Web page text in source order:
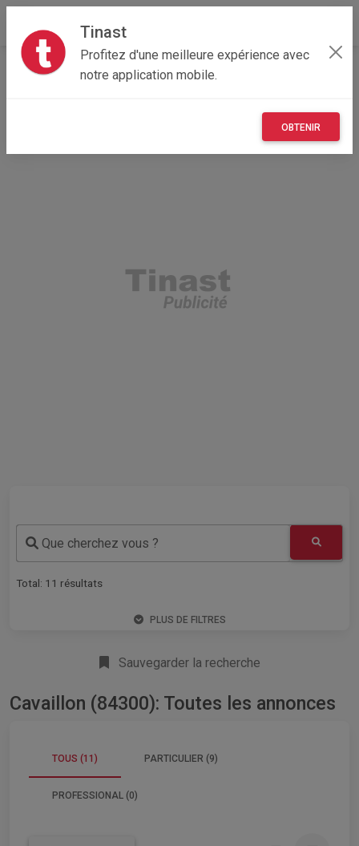
Tinast
Profitez d'une meilleure expérience avec
notre application mobile.
OBTENIR
Accueil Recherche
Provence-Alpes-Côte d'Azur
Que cherchez vous ?
Total: 11 résultats
PLUS DE FILTRES
Sauvegarder la recherche
Cavaillon (84300): Toutes les annonces
TOUS (11) PARTICULIER (9)
PROFESSIONAL (0)